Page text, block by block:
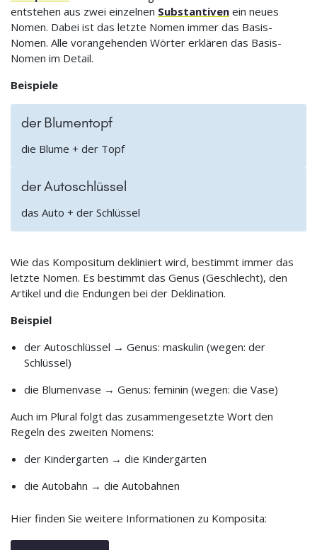
entstehen aus zwei einzelnen Substantiven ein neues
Nomen. Dabei ist das letzte Nomen immer das Basis-
Nomen. Alle vorangehenden Wörter erklären das Basis-
Nomen im Detail.
Beispiele
der Blumentopf
die Blume + der Topf
der Autoschlüssel
das Auto + der Schlüssel
Wie das Kompositum dekliniert wird, bestimmt immer das
letzte Nomen. Es bestimmt das Genus (Geschlecht), den
Artikel und die Endungen bei der Deklination.
Beispiel
der Autoschlüssel → Genus: maskulin (wegen: der
Schlüssel)
die Blumenvase → Genus: feminin (wegen: die Vase)
Auch im Plural folgt das zusammengesetzte Wort den
Regeln des zweiten Nomens:
der Kindergarten → die Kindergärten
die Autobahn → die Autobahnen
Hier finden Sie weitere Informationen zu Komposita: